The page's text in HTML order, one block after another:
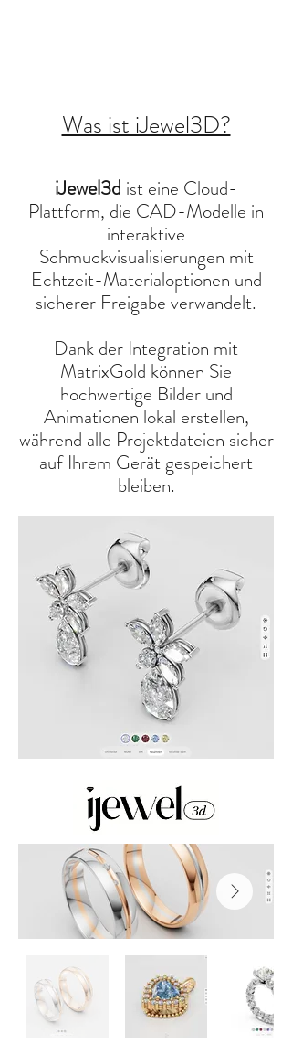
​Was ist iJewel3D?
iJewel3d ist eine Cloud-
Plattform, die CAD-Modelle in
interaktive
Schmuckvisualisierungen mit
Echtzeit-Materialoptionen und
sicherer Freigabe verwandelt.
Dank der Integration mit
MatrixGold können Sie
hochwertige Bilder und
Animationen lokal erstellen,
während alle Projektdateien sicher
auf Ihrem Gerät gespeichert
bleiben.